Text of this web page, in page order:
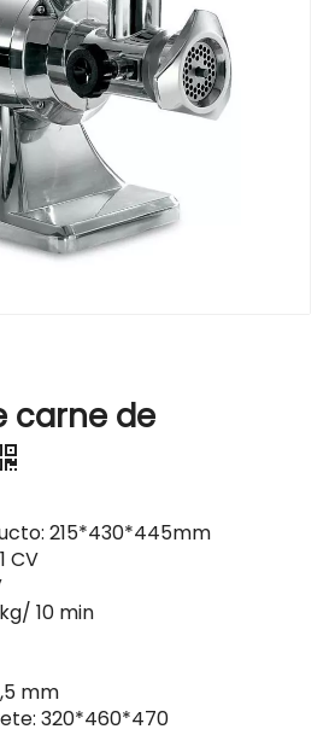
carne de
215*430*445mm
CV
10 min
mm
320*460*470